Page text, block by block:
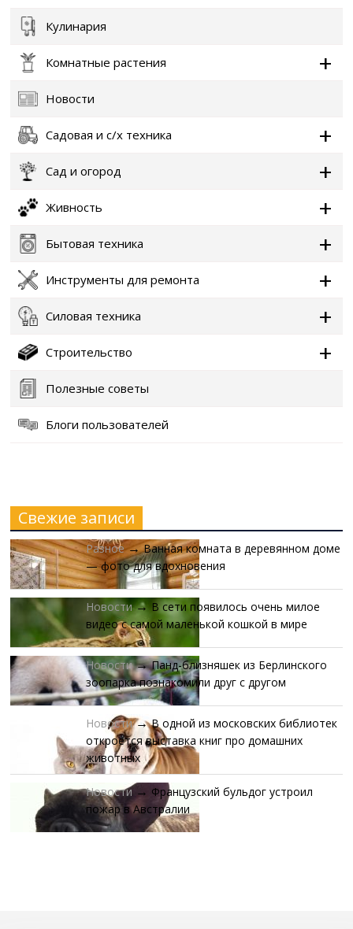
Кулинария
Комнатные растения
Новости
Садовая и с/х техника
Сад и огород
Живность
Бытовая техника
Инструменты для ремонта
Силовая техника
Строительство
Полезные советы
Блоги пользователей
Свежие записи
Разное → Ванная комната в деревянном доме
— фото для вдохновения
Новости → В сети появилось очень милое
видео с самой маленькой кошкой в мире
Новости → Панд-близняшек из Берлинского
зоопарка познакомили друг с другом
Новости → В одной из московских библиотек
откроется выставка книг про домашних
животных
Новости → Французский бульдог устроил
пожар в Австралии